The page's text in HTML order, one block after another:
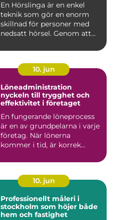
En Hörslinga är en enkel
teknik som gör en enorm
skillnad för personer med
nedsatt hörsel. Genom att...
10. jun
Löneadministration
nyckeln till trygghet och
effektivitet i företaget
En fungerande löneprocess
är en av grundpelarna i varje
företag. När lönerna
kommer i tid, är korrek...
10. jun
Professionellt måleri i
stockholm som höjer både
hem och fastighet